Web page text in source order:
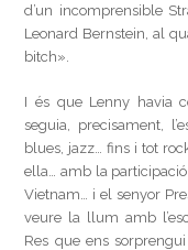
d’un incomprensible
Leonard Bernstein, al
bitch».
I és que Lenny havia
seguia, precisament,
blues, jazz… fins i tot
ella… amb la
Vietnam… i el senyor
veure la llum amb
Res que ens